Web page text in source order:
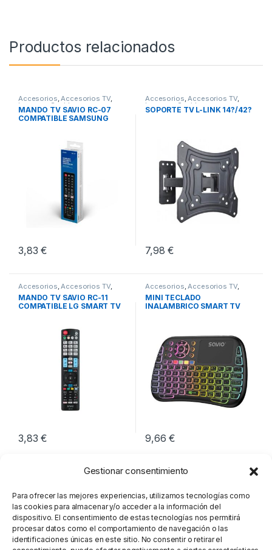
Gestionar consentimiento
Para ofrecer las mejores experiencias, utilizamos tecnologías como
las cookies para almacenar y/o acceder a la información del
dispositivo. El consentimiento de estas tecnologías nos permitirá
procesar datos como el comportamiento de navegación o las
identificaciones únicas en este sitio. No consentir o retirar el
Productos relacionados
Accesorios,Accesorios TV,
Imagen y Sonido
MANDO TV SAVIO RC-07
COMPATIBLE SAMSUNG
3,83€
Accesorios,Accesorios TV,
Imagen y Sonido
SOPORTE TV L-LINK 14?/42?
7,98€
Accesorios,Accesorios TV,
Imagen y Sonido
MANDO TV SAVIO RC-11
COMPATIBLE LG SMART TV
3,83€
Accesorios,Accesorios TV,
Imagen y Sonido
MINI TECLADO
INALAMBRICO SMART TV
9,66€